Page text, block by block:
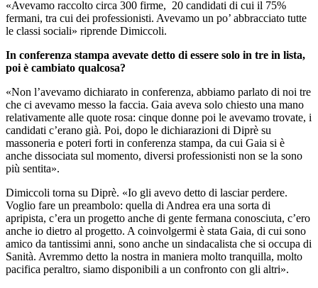
«Avevamo raccolto circa 300 firme, 20 candidati di cui il 75%
fermani, tra cui dei professionisti. Avevamo un po’ abbracciato tutte
le classi sociali» riprende Dimiccoli.
In conferenza stampa avevate detto di essere solo in tre in lista,
poi è cambiato qualcosa?
«Non l’avevamo dichiarato in conferenza, abbiamo parlato di noi tre
che ci avevamo messo la faccia. Gaia aveva solo chiesto una mano
relativamente alle quote rosa: cinque donne poi le avevamo trovate, i
candidati c’erano già. Poi, dopo le dichiarazioni di Diprè su
massoneria e poteri forti in conferenza stampa, da cui Gaia si è
anche dissociata sul momento, diversi professionisti non se la sono
più sentita».
Dimiccoli torna su Diprè. «Io gli avevo detto di lasciar perdere.
Voglio fare un preambolo: quella di Andrea era una sorta di
apripista, c’era un progetto anche di gente fermana conosciuta, c’ero
anche io dietro al progetto. A coinvolgermi è stata Gaia, di cui sono
amico da tantissimi anni, sono anche un sindacalista che si occupa di
Sanità. Avremmo detto la nostra in maniera molto tranquilla, molto
pacifica peraltro, siamo disponibili a un confronto con gli altri».